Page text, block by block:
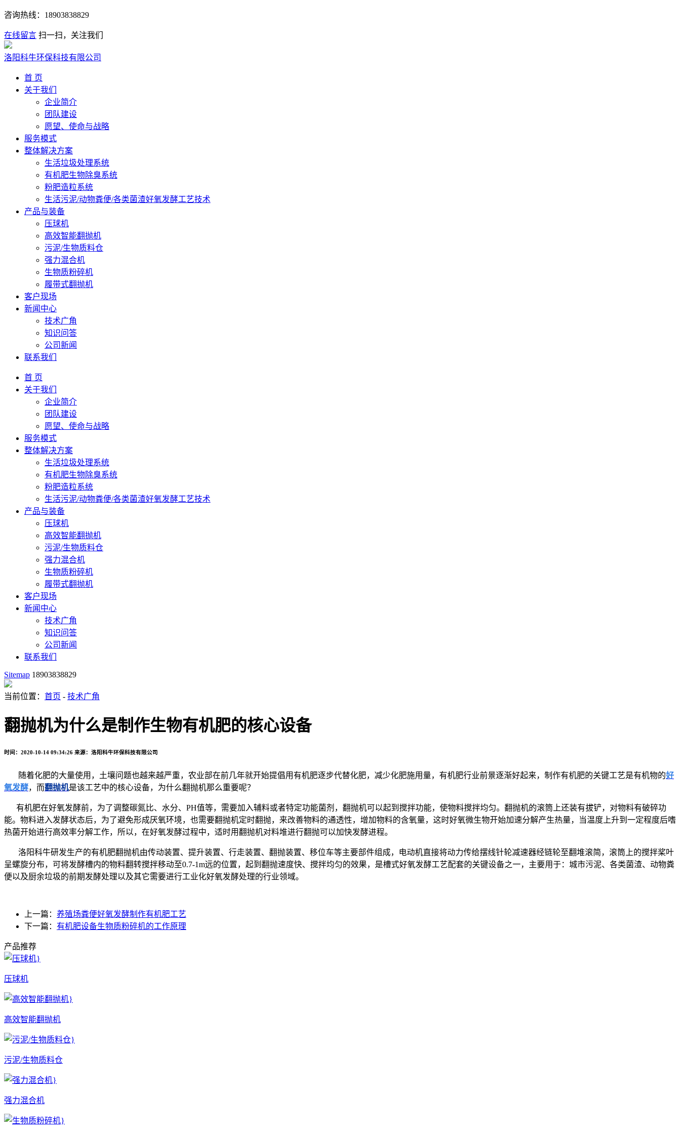
咨询热线： 18903838829
在线留言 扫一扫，关注我们
洛阳科牛环保科技有限公司
首 页
关于我们
企业简介
团队建设
愿望、使命与战略
服务模式
整体解决方案
生活垃圾处理系统
有机肥生物除臭系统
粉肥造粒系统
生活污泥/动物粪便/各类菌渣好氧发酵工艺技术
产品与装备
压球机
高效智能翻抛机
污泥/生物质料仓
强力混合机
生物质粉碎机
履带式翻抛机
客户现场
新闻中心
技术广角
知识问答
公司新闻
联系我们
首 页
关于我们
企业简介
团队建设
愿望、使命与战略
服务模式
整体解决方案
生活垃圾处理系统
有机肥生物除臭系统
粉肥造粒系统
生活污泥/动物粪便/各类菌渣好氧发酵工艺技术
产品与装备
压球机
高效智能翻抛机
污泥/生物质料仓
强力混合机
生物质粉碎机
履带式翻抛机
客户现场
新闻中心
技术广角
知识问答
公司新闻
联系我们
Sitemap 18903838829
当前位置： 首页 - 技术广角
翻抛机为什么是制作生物有机肥的核心设备
时间：2020-10-14 09:34:26 来源：洛阳科牛环保科技有限公司
随着化肥的大量使用，土壤问题也越来越严重，农业部在前几年就开始提倡用有机肥逐步代替化肥，减少化肥施用量，有机肥行业前景逐渐好起来，制作有机肥的关键工艺是有机物的好
氧发酵，而翻抛机是该工艺中的核心设备，为什么翻抛机那么重要呢？
有机肥在好氧发酵前，为了调整碳氮比、水分、 PH值等，需要加入辅料或者特定功能菌剂，翻抛机可以起到搅拌功能，使物料搅拌均匀。翻抛机的滚筒上还装有拔铲，对物料有破碎功
能。物料进入发酵状态后，为了避免形成厌氧环境，也需要翻抛机定时翻抛，来改善物料的通透性，增加物料的含氧量，这时好氧微生物开始加速分解产生热量，当温度上升到一定程度后嗜
热菌开始进行高效率分解工作，所以，在好氧发酵过程中，适时用翻抛机对料堆进行翻抛可以加快发酵进程。
洛阳科牛研发生产的有机肥翻抛机由传动装置、提升装置、行走装置、翻抛装置、移位车等主要部件组成，电动机直接将动力传给摆线针轮减速器经链轮至翻堆滚简，滚筒上的搅拌桨叶
呈螺旋分布，可将发酵槽内的物料翻转搅拌移动至0.7-1m远的位置，起到翻抛速度快、搅拌均匀的效果，是槽式好氧发酵工艺配套的关键设备之一，主要用于：城市污泥、各类菌渣、动物粪
便以及厨余垃圾的前期发酵处理以及其它需要进行工业化好氧发酵处理的行业领域。
上一篇： 养殖场粪便好氧发酵制作有机肥工艺
下一篇： 有机肥设备生物质粉碎机的工作原理
产品推荐
压球机
高效智能翻抛机
污泥/生物质料仓
强力混合机